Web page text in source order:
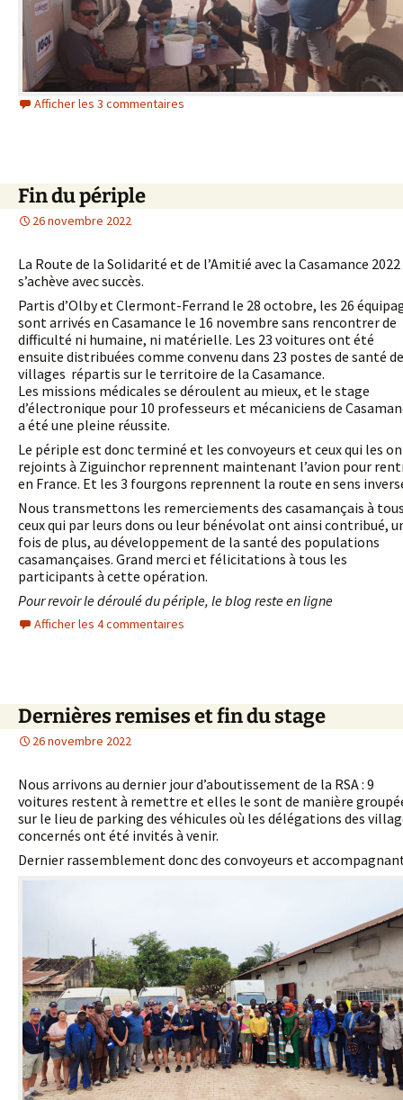
Afficher les 3 commentaires
Fin du périple
26 novembre 2022
La Route de la Solidarité et de l’Amitié avec la Casamance 2022
s’achève avec succès.
Partis d’Olby et Clermont-Ferrand le 28 octobre, les 26
sont arrivés en Casamance le 16 novembre sans rencontrer de
difficulté ni humaine, ni matérielle. Les 23 voitures ont été
ensuite distribuées comme convenu dans 23 postes de santé de
villages répartis sur le territoire de la Casamance.
Les missions médicales se déroulent au mieux, et le stage
d’électronique pour 10 professeurs et mécaniciens de
a été une pleine réussite.
Le périple est donc terminé et les convoyeurs et ceux qui les
rejoints à Ziguinchor reprennent maintenant l’avion pour
en France. Et les 3 fourgons reprennent la route en sens
Nous transmettons les remerciements des casamançais à
ceux qui par leurs dons ou leur bénévolat ont ainsi contribué,
fois de plus, au développement de la santé des populations
casamançaises. Grand merci et félicitations à tous les
participants à cette opération.
Pour revoir le déroulé du périple, le blog reste en ligne
Afficher les 4 commentaires
Dernières remises et fin du stage
26 novembre 2022
Nous arrivons au dernier jour d’aboutissement de la RSA : 9
voitures restent à remettre et elles le sont de manière
sur le lieu de parking des véhicules où les délégations des
concernés ont été invités à venir.
Dernier rassemblement donc des convoyeurs et